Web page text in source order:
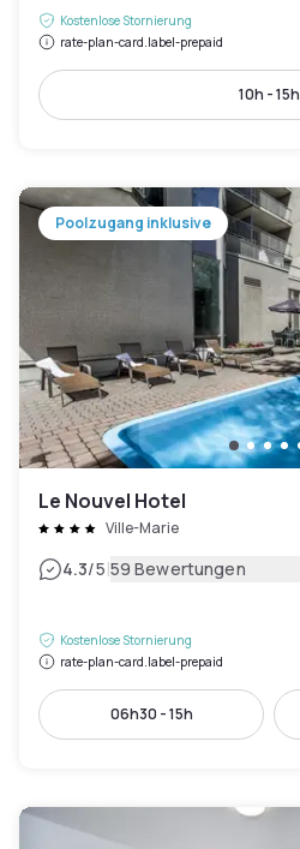
Kostenlose Stornierung
rate-plan-card.label-prepaid
10h - 15h
Poolzugang inklusive
Le Nouvel Hotel
Ville-Marie
4.3/5|59 Bewertungen
Kostenlose Stornierung
rate-plan-card.label-prepaid
06h30 - 15h